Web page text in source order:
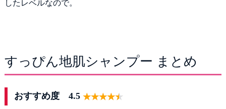
したレベルなので。
すっぴん地肌シャンプー まとめ
おすすめ度 4.5